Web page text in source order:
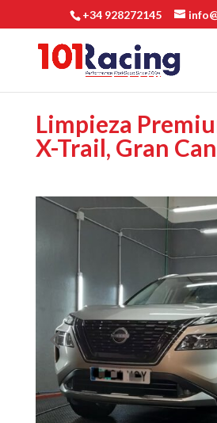
+34 928272145
Limpieza
X-Trail, Gran